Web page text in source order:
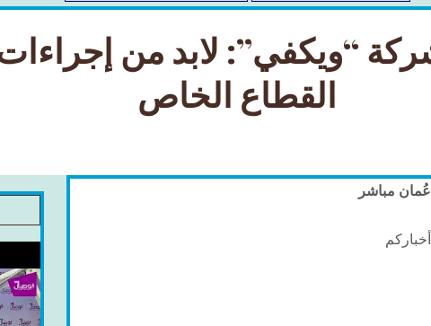
“ويكفي”: لابد من
القطاع الخاص
عُمان مباشر
أخباركم